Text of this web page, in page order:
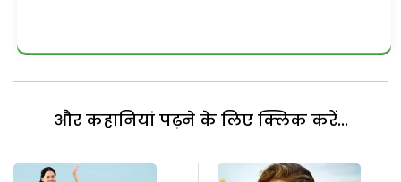
और कहानियां पढ़ने के लिए क्लिक करें...